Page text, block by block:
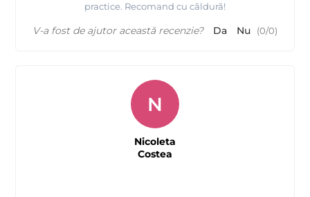
practice. Recomand cu căldură!
V-a fost de ajutor această recenzie? Da Nu (0/0)
N
Nicoleta
Costea